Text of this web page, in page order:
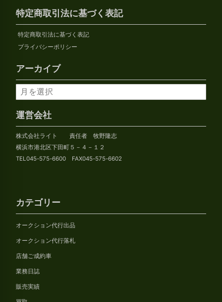
特定商取引法に基づく表記
特定商取引法に基づく表記
プライバシーポリシー
アーカイブ
ア
ー
カ
イ
ブ
運営会社
株式会社ライト 責任者 牧野隆志
横浜市港北区下田町５－４－１２
TEL045-575-6600 FAX045-575-6602
カテゴリー
オークション代行出品
オークション代行落札
店舗ご成約車
業務日誌
販売実績